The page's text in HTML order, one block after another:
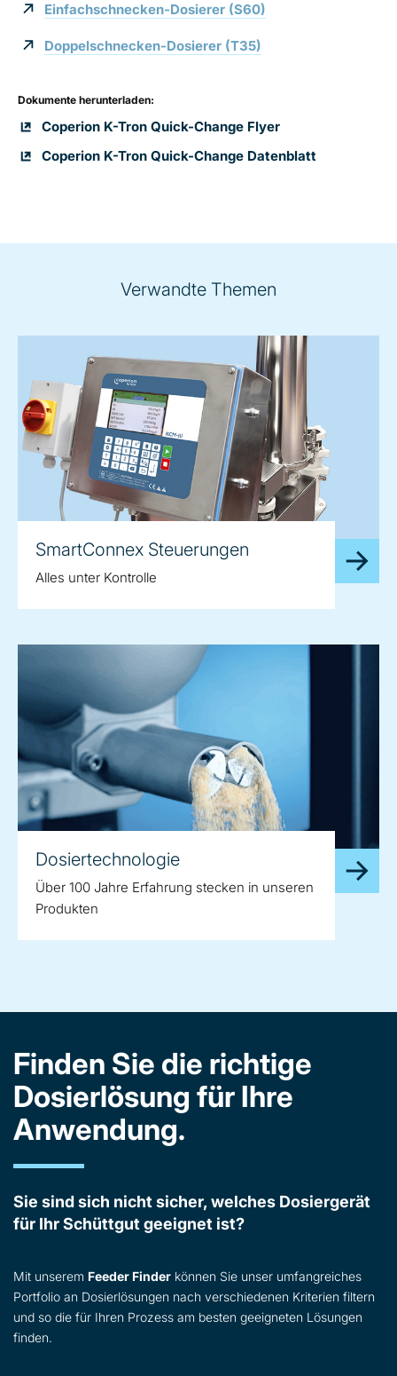
Einfachschnecken-Dosierer (S60)
Doppelschnecken-Dosierer (T35)
Dokumente herunterladen:
Coperion K-Tron Quick-Change Flyer
Coperion K-Tron Quick-Change Datenblatt
Verwandte Themen
SmartConnex Steuerungen
Alles unter Kontrolle
Dosiertechnologie
Über 100 Jahre Erfahrung stecken in unseren
Produkten
Finden Sie die richtige
Dosierlösung für Ihre
Anwendung.
Sie sind sich nicht sicher, welches Dosiergerät
für Ihr Schüttgut geeignet ist?
Mit unserem Feeder Finder können Sie unser umfangreiches
Portfolio an Dosierlösungen nach verschiedenen Kriterien filtern
und so die für Ihren Prozess am besten geeigneten Lösungen
finden.